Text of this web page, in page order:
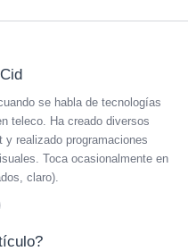
se habla de tecnologías
teleco. Ha creado diversos
realizado programaciones
Toca ocasionalmente en
claro).